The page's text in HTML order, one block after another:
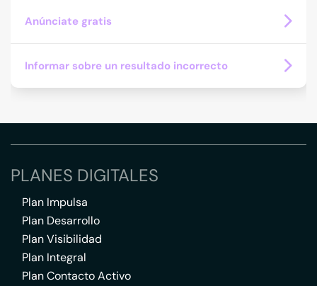
Anúnciate gratis
Informar sobre un resultado incorrecto
PLANES DIGITALES
Plan Impulsa
Plan Desarrollo
Plan Visibilidad
Plan Integral
Plan Contacto Activo